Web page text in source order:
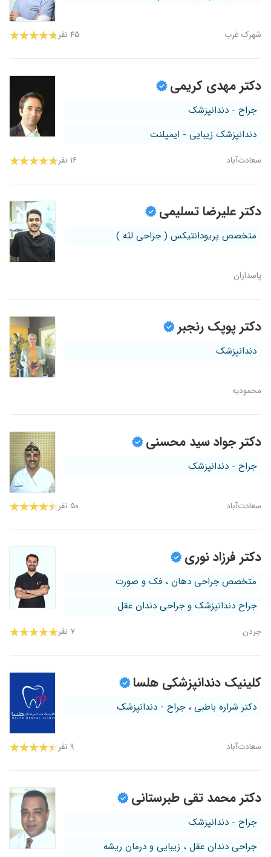
شهرک غرب ۴۵ نفر
دکتر مهدی کریمی
جراح - دندانپزشک
دندانپزشک زیبایی - ایمپلنت
سعادت‌آباد ۱۶ نفر
دکتر علیرضا تسلیمی
متخصص پریودانتیکس ( جراحی لثه )
پاسداران
دکتر پوپک رنجبر
دندانپزشک
محمودیه
دکتر جواد سید محسنی
جراح - دندانپزشک
سعادت‌آباد ۵۰ نفر
دکتر فرزاد نوری
متخصص جراحی دهان ، فک و صورت
جراح دندانپزشک و جراحی دندان عقل
جردن ۷ نفر
کلینیک دندانپزشکی هلسا
دکتر شراره باطبی ، جراح - دندانپزشک
سعادت‌آباد ۹ نفر
دکتر محمد تقی طبرستانی
جراح - دندانپزشک
جراحی دندان عقل ، زیبایی و درمان ریشه